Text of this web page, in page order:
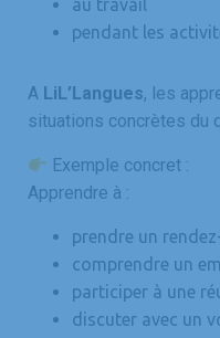
au travail
pendant les
A LiL’Langues, les
situations concrètes du
Exemple concret :
Apprendre à :
prendre un
comprendre un
participer à une
discuter avec un